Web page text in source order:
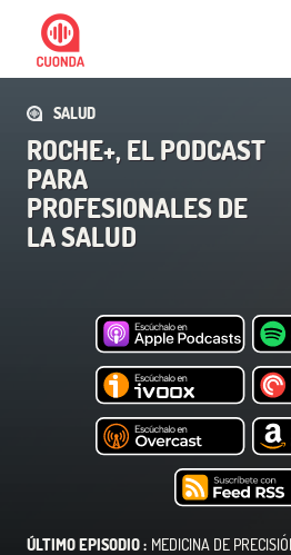
SALUD
ROCHE+, EL PODCAST
PARA
PROFESIONALES DE
LA SALUD
ÚLTIMO EPISODIO : MEDICINA DE